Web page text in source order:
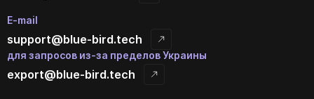
E-mail
support@blue-bird.tech
для запросов из-за пределов Украины
export@blue-bird.tech